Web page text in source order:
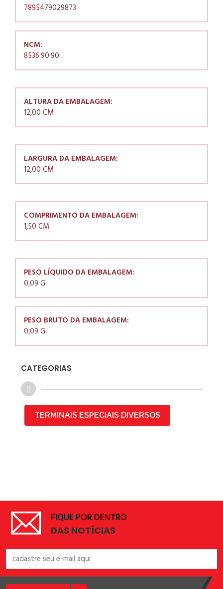
7895479029873
NCM:
8536.90.90
ALTURA DA EMBALAGEM:
12,00 CM
LARGURA DA EMBALAGEM:
12,00 CM
COMPRIMENTO DA EMBALAGEM:
1,50 CM
PESO LÍQUIDO DA EMBALAGEM:
0,09 G
PESO BRUTO DA EMBALAGEM:
0,09 G
CATEGORIAS
TERMINAIS ESPECIAIS DIVERSOS
FIQUE POR DENTRO
DAS NOTÍCIAS